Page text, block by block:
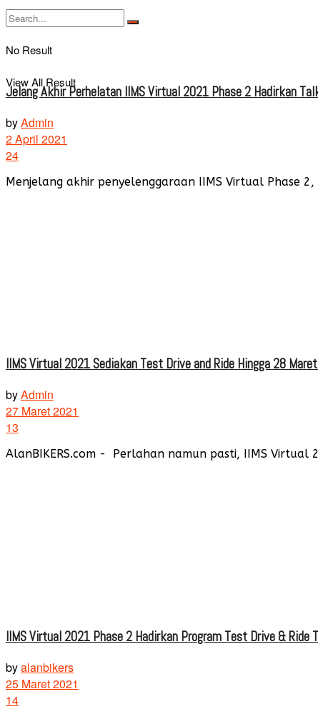
No Result
View All Result
Jelang Akhir Perhelatan IIMS Virtual 2021 Phase 2 Hadirkan
byAdmin
2 April 2021
24
Menjelang akhir penyelenggaraan IIMS Virtual Phase
IIMS Virtual 2021 Sediakan Test Drive and Ride Hingga 28
byAdmin
27 Maret 2021
13
AlanBIKERS.com - Perlahan namun pasti, IIMS Virtual
IIMS Virtual 2021 Phase 2 Hadirkan Program Test Drive & Ride
byalanbikers
25 Maret 2021
14